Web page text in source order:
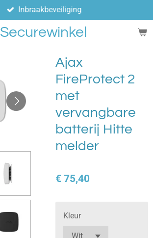
Securewinkel
Inbraakbeveiliging
Ajax
FireProtect 2
met
vervangbare
batterij Hitte
melder
€ 75,40
Kleur